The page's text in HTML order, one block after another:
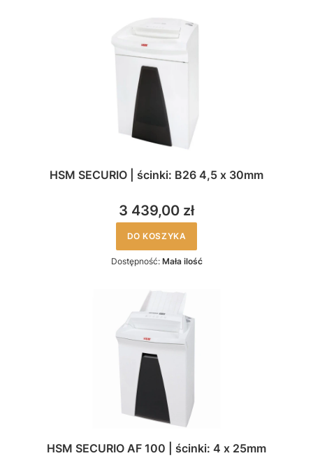
HSM SECURIO | ścinki: B26 4,5 x 30mm
3 439,00 zł
DO KOSZYKA
Dostępność: Mała ilość
HSM SECURIO AF 100 | ścinki: 4 x 25mm